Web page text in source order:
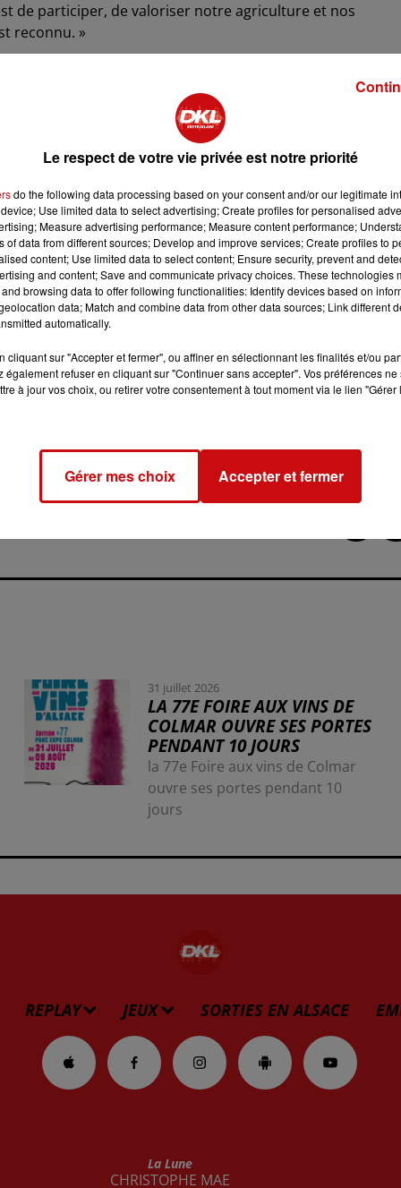
de participer, de valoriser notre agriculture et nos
reconnu. »
fourragère destinée aux bovins, la diversité florale, le
2024, Julie Diette, une éleveuse alsacienne, s’était
remarquable sur l’ensemble de ces points. «
avec le public pour expliquer notre travail et les
Les premières observations du jury sont
équilibré, avec la présence d’espèces patrimoniales »,
du jury. « On trouve notamment des plantes rares,
des orchidées. »
particulière aux fleurs de la prairie, en évaluant leur
abeilles, avec une densité florale exceptionnelle, sans
lieu idéal pour installer des ruches », affirme-t-il.
plusieurs années, alors que leur surface globale décline,
à stocker le carbone. Le réchauffement climatique
le souligne l’Office français de la biodiversité.
précisément à valoriser « la richesse et la diversité des
nationale. Dans la région Grand Est, les surfaces
% entre 2000 et 2020, selon un rapport publié en 2022.
31 juillet 2026
LA 77E FOIRE AUX VINS DE
COLMAR OUVRE SES PORTES
PENDANT 10 JOURS
la 77e Foire aux vins de Colmar
ouvre ses portes pendant 10
jours
REPLAY JEUX SORTIES EN ALSACE
La Lune
CHRISTOPHE MAE
Le respect de votre vie privée est notre priorité
do the following data processing based on your consent and/or our legitimate
Use limited data to select advertising; Create profiles for personalised
Measure advertising performance; Measure content performance;
of data from different sources; Develop and improve services; Create profiles to
content; Use limited data to select content; Ensure security, prevent and
and content; Save and communicate privacy choices. These technologies
browsing data to offer following functionalities: Identify devices based on
data; Match and combine data from other data sources; Link different
automatically.
cliquant sur "Accepter et fermer", ou affiner en sélectionnant les finalités et/ou
également refuser en cliquant sur "Continuer sans accepter". Vos préférences
à jour vos choix, ou retirer votre consentement à tout moment via le lien
Gérer mes choix Accepter et fermer